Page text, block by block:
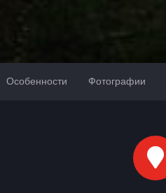
Особенности Фотографии